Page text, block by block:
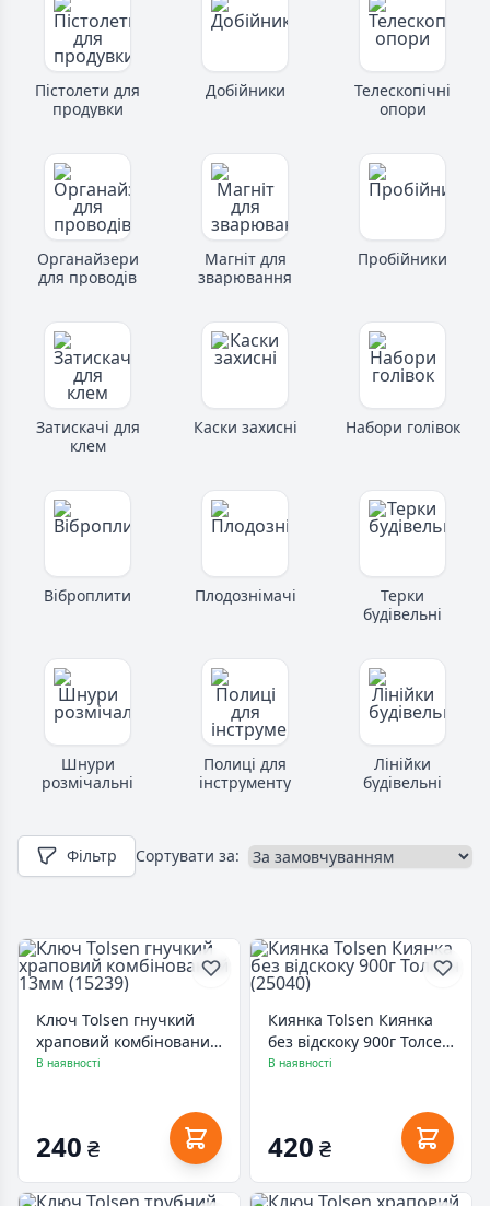
Пістолети для
продувки
Добійники
Телескопічні
опори
Органайзери
для проводів
Магніт для
зварювання
Пробійники
Затискачі для
клем
Каски захисні Набори голівок
Віброплити Плодознімачі
Терки
будівельні
Шнури
розмічальні
Полиці для
інструменту
Лінійки
будівельні
Фільтр Сортувати за:
Ключ Tolsen гнучкий
храповий комбінований
13мм (15239)
В наявності
240 ₴
Киянка Tolsen Киянка
без відскоку 900г Толсен
(25040)
В наявності
420 ₴